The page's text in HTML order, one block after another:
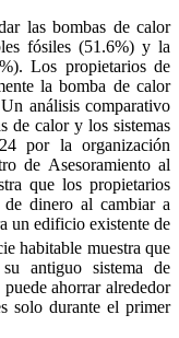
las bombas de calor
fósiles (51.6%) y la
Los propietarios de
la bomba de calor
análisis comparativo
de calor y los sistemas
por la organización
de Asesoramiento al
que los propietarios
de dinero al cambiar a
un edificio existente de
habitable muestra que
antiguo sistema de
ahorrar alrededor
solo durante el primer